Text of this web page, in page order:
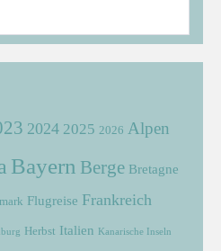
2024 2025 2026 Alpen
Bayern Berge Bretagne
Flugreise Frankreich
Herbst Italien Kanarische Inseln